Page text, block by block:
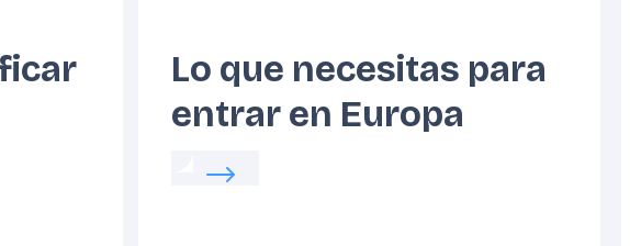
Lo que necesitas para
entrar en Europa
Read more about: